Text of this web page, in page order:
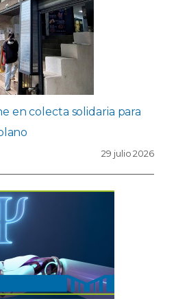
en colecta solidaria para
29 julio 2026